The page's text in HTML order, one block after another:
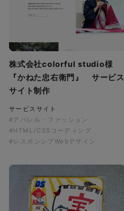
株式会社colorful studio様
『かねた忠右衛門』 サービス
サイト制作
サービスサイト
#アパレル・ファッション
#HTML/CSSコーディング
#レスポンシブWebデザイン